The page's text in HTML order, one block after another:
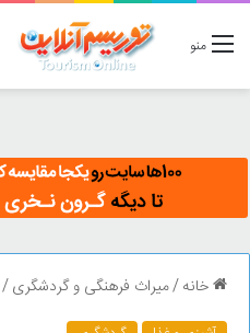
منو
خانه/میراث فرهنگی و گردشگری/